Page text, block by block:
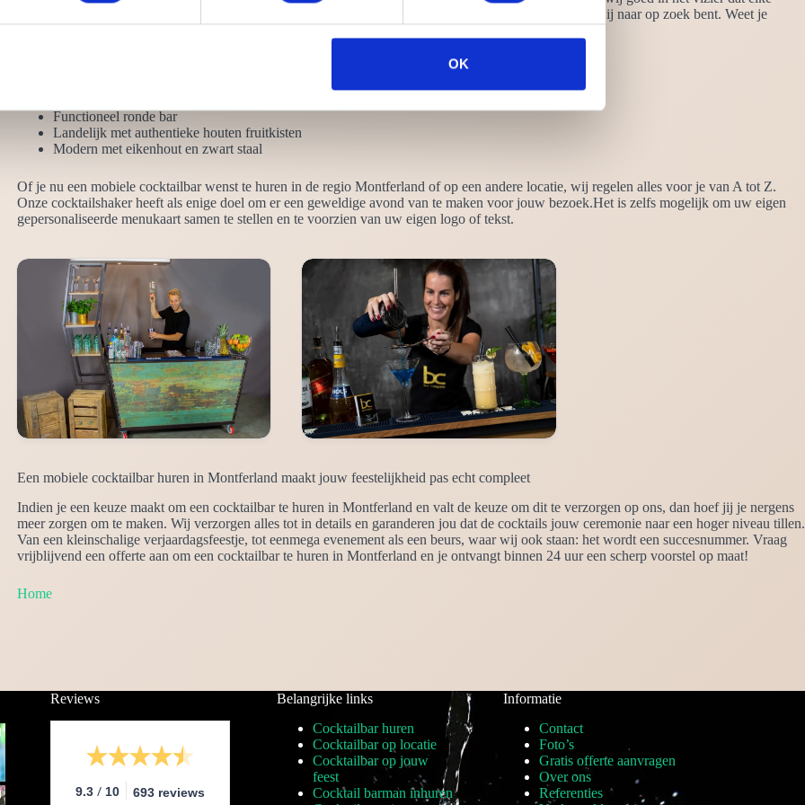
OK
festijn anders is. Precies om deze reden bepraten we graag jouw wensen zodat we precies leveren waar jij naar op zoek bent. Weet je
Functioneel ronde bar
Landelijk met authentieke houten fruitkisten
Modern met eikenhout en zwart staal
Of je nu een mobiele cocktailbar wenst te huren in de regio Montferland of op een andere locatie, wij regelen alles voor je van A tot Z.
Onze cocktailshaker heeft als enige doel om er een geweldige avond van te maken voor jouw bezoek.Het is zelfs mogelijk om uw eigen
gepersonaliseerde menukaart samen te stellen en te voorzien van uw eigen logo of tekst.
Een mobiele cocktailbar huren in Montferland maakt jouw feestelijkheid pas echt compleet
Indien je een keuze maakt om een cocktailbar te huren in Montferland en valt de keuze om dit te verzorgen op ons, dan hoef jij je nergens
meer zorgen om te maken. Wij verzorgen alles tot in details en garanderen jou dat de cocktails jouw ceremonie naar een hoger niveau tillen.
Van een kleinschalige verjaardagsfeestje, tot eenmega evenement als een beurs, waar wij ook staan: het wordt een succesnummer. Vraag
vrijblijvend een offerte aan om een cocktailbar te huren in Montferland en je ontvangt binnen 24 uur een scherp voorstel op maat!
Home
Reviews
9.3 / 10 693 reviews
Belangrijke links
Cocktailbar huren
Cocktailbar op locatie
Cocktailbar op jouw
feest
Cocktail barman inhuren
Informatie
Contact
Foto’s
Gratis offerte aanvragen
Over ons
Referenties